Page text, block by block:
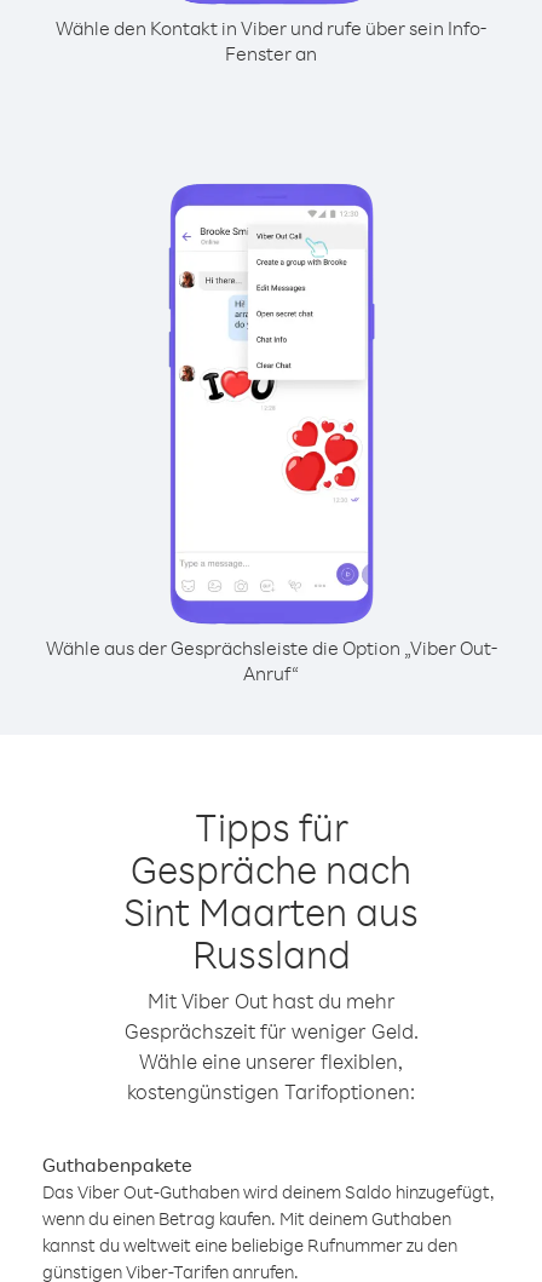
Wähle den Kontakt in Viber und rufe über sein Info-
Fenster an
Wähle aus der Gesprächsleiste die Option „Viber Out-
Anruf“
Tipps für
Gespräche nach
Sint Maarten aus
Russland
Mit Viber Out hast du mehr
Gesprächszeit für weniger Geld.
Wähle eine unserer flexiblen,
kostengünstigen Tarifoptionen:
Guthabenpakete
Das Viber Out-Guthaben wird deinem Saldo hinzugefügt,
wenn du einen Betrag kaufen. Mit deinem Guthaben
kannst du weltweit eine beliebige Rufnummer zu den
günstigen Viber-Tarifen anrufen.